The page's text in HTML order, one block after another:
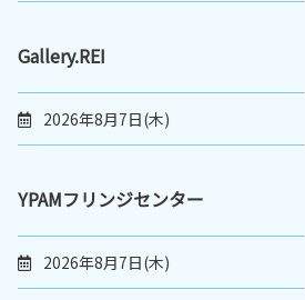
Gallery.REI
2026年8月7日(木)
YPAMフリンジセンター
2026年8月7日(木)